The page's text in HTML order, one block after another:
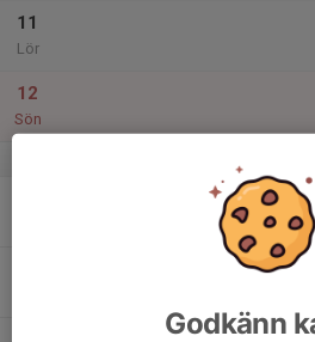
11
Lör
12
Sön
Godkänn